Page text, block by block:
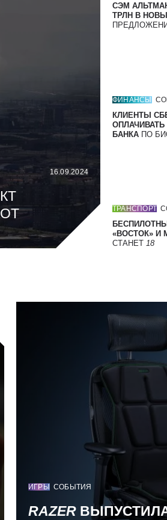
16.09.2024
СЭМ
ТРЛН В
ФИНАНСЫ
КЛИЕНТЫ
БАНКА ПО
ТРАНСПОРТ
«ВОСТОК» И
СТАНЕТ 18
ИГРЫ СОБЫТИЯ
RAZER